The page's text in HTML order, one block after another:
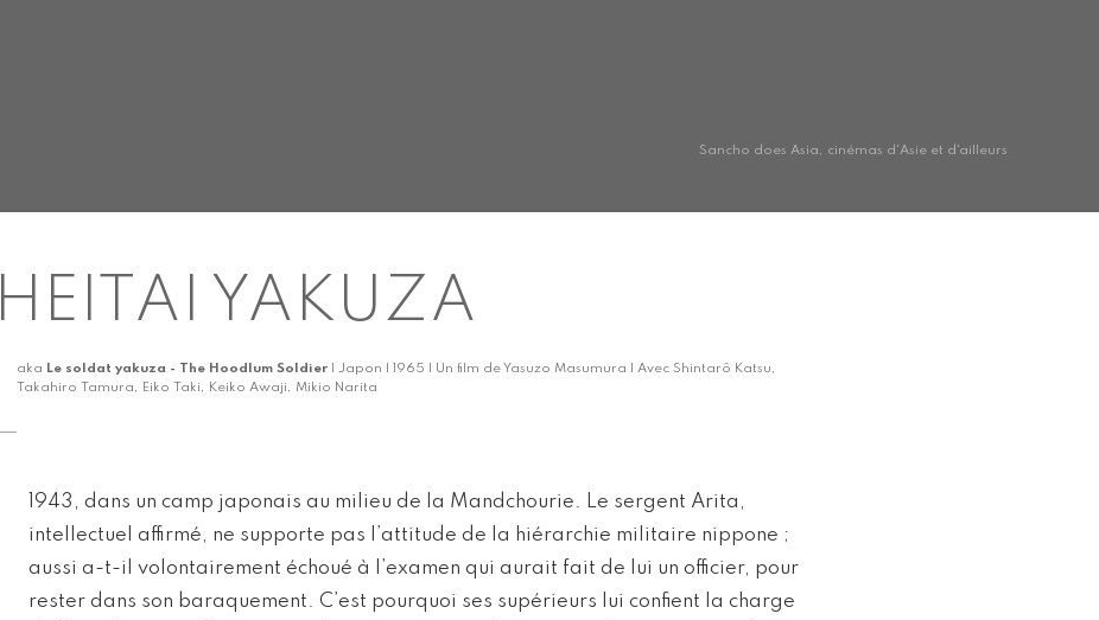
Sancho does Asia, cinémas d'Asie et d'ailleurs
HEITAI YAKUZA
aka Le soldat yakuza - The Hoodlum Soldier | Japon | 1965 | Un film de Yasuzo Masumura | Avec Shintarô Katsu,
Takahiro Tamura, Eiko Taki, Keiko Awaji, Mikio Narita
1943, dans un camp japonais au milieu de la Mandchourie. Le sergent Arita,
intellectuel affirmé, ne supporte pas l’attitude de la hiérarchie militaire nippone ;
aussi a-t-il volontairement échoué à l’examen qui aurait fait de lui un officier, pour
rester dans son baraquement. C’est pourquoi ses supérieurs lui confient la charge